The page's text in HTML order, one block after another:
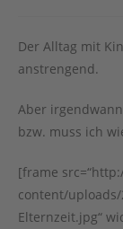
Der Alltag mit
anstrengend.
Aber
bzw. muss ich
[frame
content/
Elternzeit.jpg“